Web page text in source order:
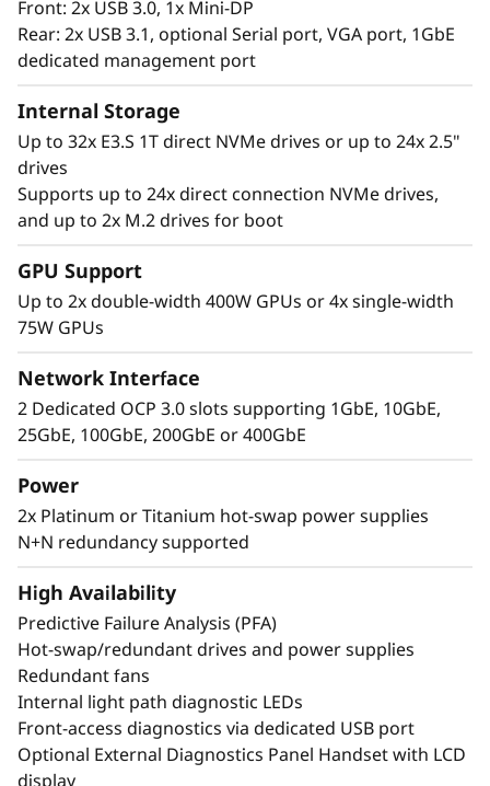
Высочайшая
производительность в
компактном корпусе
Lenovo ThinkSystem 2U SR850 V4 4S
поддерживает до 344 ядер ЦП и предлагает на
33 % больше пропускной способности памяти*
благодаря новейшей памяти DDR5. Новая
технология PCIe Gen5 устраняет узкие места от
слотов расширения до дисков NVMe. SR850 V4
имеет три дополнительных слота PCIe 5-го
поколения*. Поддержка до двух
полноразмерных графических процессоров
корпоративного класса и 32 дисков E3.S 1T или
24 дисков NVMe 2,5 дюйма с прямым
Front: 2x USB 3.0, 1x Mini-DP
Rear: 2x USB 3.1, optional Serial port, VGA port, 1GbE
dedicated management port
Internal Storage
Up to 32x E3.S 1T direct NVMe drives or up to 24x 2.5"
drives
Supports up to 24x direct connection NVMe drives,
and up to 2x M.2 drives for boot
GPU Support
Up to 2x double-width 400W GPUs or 4x single-width
75W GPUs
Network Interface
2 Dedicated OCP 3.0 slots supporting 1GbE, 10GbE,
25GbE, 100GbE, 200GbE or 400GbE
Power
2x Platinum or Titanium hot-swap power supplies
N+N redundancy supported
High Availability
Predictive Failure Analysis (PFA)
Hot-swap/redundant drives and power supplies
Redundant fans
Internal light path diagnostic LEDs
Front-access diagnostics via dedicated USB port
Optional External Diagnostics Panel Handset with LCD
display